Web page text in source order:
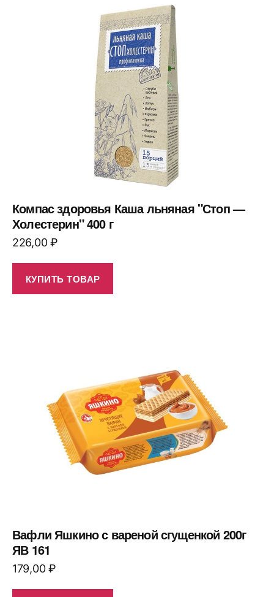
Компас здоровья Каша льняная "Стоп —
Холестерин" 400 г
226,00₽
КУПИТЬ ТОВАР
Вафли Яшкино с вареной сгущенкой 200г
ЯВ 161
179,00₽